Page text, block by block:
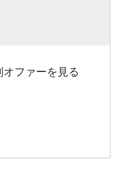
オファーを見る